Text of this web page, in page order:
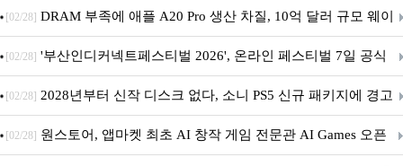
[02/28] DRAM 부족에 애플 A20 Pro 생산 차질, 10억 달러 규모 웨이
퍼 대기
[02/28] '부산인디커넥트페스티벌 2026', 온라인 페스티벌 7일 공식
개막... 22일간 진행
[02/28] 2028년부터 신작 디스크 없다, 소니 PS5 신규 패키지에 경고
문 추가
[02/28] 원스토어, 앱마켓 최초 AI 창작 게임 전문관 AI Games 오픈